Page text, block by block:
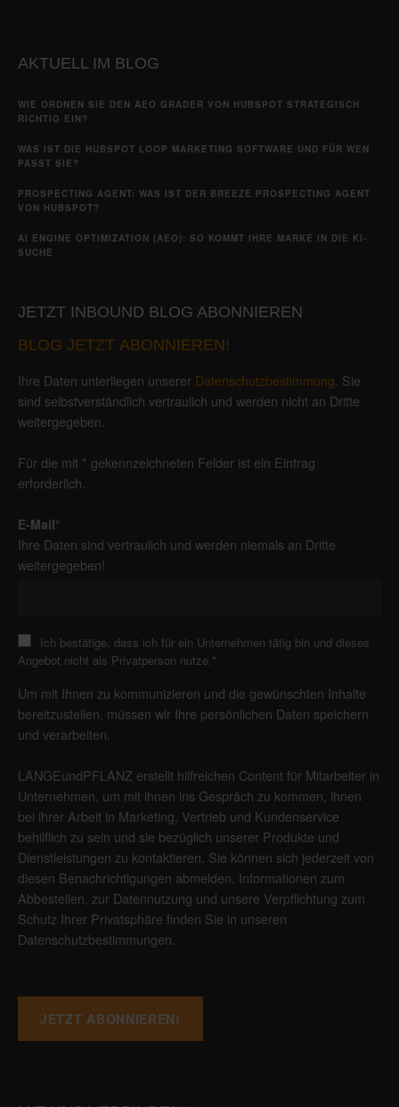
AKTUELL IM BLOG
WIE ORDNEN SIE DEN AEO GRADER VON HUBSPOT STRATEGISCH
RICHTIG EIN?
WAS IST DIE HUBSPOT LOOP MARKETING SOFTWARE UND FÜR WEN
PASST SIE?
PROSPECTING AGENT: WAS IST DER BREEZE PROSPECTING AGENT
VON HUBSPOT?
AI ENGINE OPTIMIZATION (AEO): SO KOMMT IHRE MARKE IN DIE KI-
SUCHE
JETZT INBOUND BLOG ABONNIEREN
BLOG JETZT ABONNIEREN!
Ihre Daten unterliegen unserer Datenschutzbestimmung . Sie
sind selbstverständlich vertraulich und werden nicht an Dritte
weitergegeben.
Für die mit * gekennzeichneten Felder ist ein Eintrag
erforderlich.
E-Mail*
Ihre Daten sind vertraulich und werden niemals an Dritte
weitergegeben!
Ich bestätige, dass ich für ein Unternehmen tätig bin und dieses
Angebot nicht als Privatperson nutze.*
Um mit Ihnen zu kommunizieren und die gewünschten Inhalte
bereitzustellen, müssen wir Ihre persönlichen Daten speichern
und verarbeiten.
LANGEundPFLANZ erstellt hilfreichen Content für Mitarbeiter in
Unternehmen, um mit ihnen ins Gespräch zu kommen, ihnen
bei ihrer Arbeit in Marketing, Vertrieb und Kundenservice
behilflich zu sein und sie bezüglich unserer Produkte und
Dienstleistungen zu kontaktieren. Sie können sich jederzeit von
diesen Benachrichtigungen abmelden. Informationen zum
Abbestellen, zur Datennutzung und unsere Verpflichtung zum
Schutz Ihrer Privatsphäre finden Sie in unseren
Datenschutzbestimmungen